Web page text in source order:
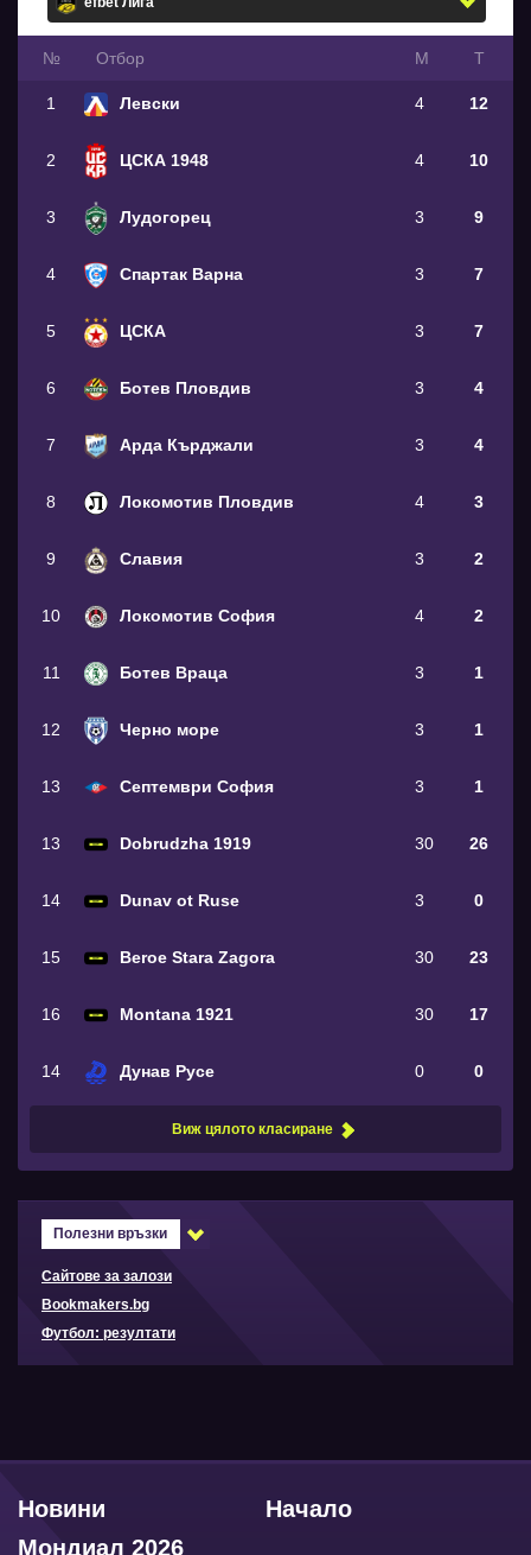
№ Oтбор М Т
1 Левски 4 12
2 ЦСКА 1948 4 10
3 Лудогорец 3 9
4 Спартак Варна 3 7
5 ЦСКА 3 7
6 Ботев Пловдив 3 4
7 Арда Кърджали 3 4
8 Локомотив Пловдив 4 3
9 Славия 3 2
10 Локомотив София 4 2
11 Ботев Враца 3 1
12 Черно море 3 1
13 Септември София 3 1
13 Dobrudzha 1919 30 26
14 Dunav ot Ruse 3 0
15 Beroe Stara Zagora 30 23
16 Montana 1921 30 17
14 Дунав Русе 0 0
Виж цялото класиране
Полезни връзки
Сайтове за залози
Bookmakers.bg
Футбол: резултати
Начало
Новини
Мондиал 2026